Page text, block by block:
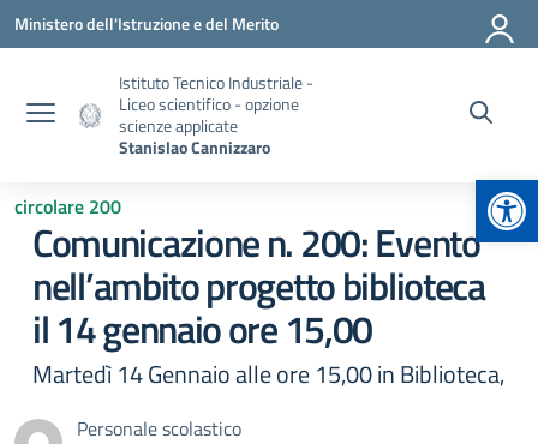
Vai ai contenuti
Vai al menu di navigazione
Vai al footer
Ministero dell'Istruzione e del Merito
Istituto Tecnico Industriale -
Liceo scientifico - opzione
scienze applicate
Stanislao Cannizzaro
circolare 200
Comunicazione n. 200: Evento
nell’ambito progetto biblioteca
il 14 gennaio ore 15,00
Martedì 14 Gennaio alle ore 15,00 in Biblioteca,
Personale scolastico